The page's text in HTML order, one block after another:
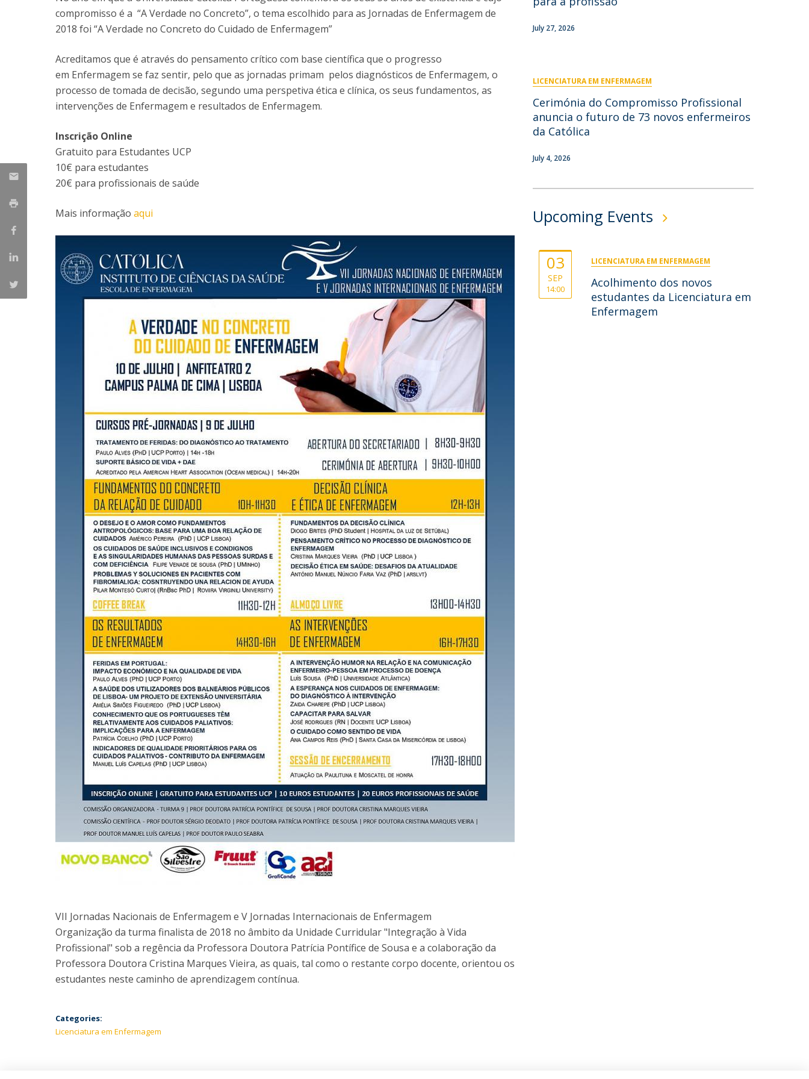
Projetos desenvolvidos
compromisso é a “A Verdade no Concreto”, o tema escolhido para as Jornadas de Enfermagem de
2018 foi “A Verdade no Concreto do Cuidado de Enfermagem”
Acreditamos que é através do pensamento crítico com base científica que o progresso
em Enfermagem se faz sentir, pelo que as jornadas primam pelos diagnósticos de Enfermagem, o
processo de tomada de decisão, segundo uma perspetiva ética e clínica, os seus fundamentos, as
intervenções de Enfermagem e resultados de Enfermagem.
​Inscrição Online
Gratuito para Estudantes UCP
10€ para estudantes
20€ para profissionais de saúde
Mais informação aqui
VII Jornadas Nacionais de Enfermagem e V Jornadas Internacionais de Enfermagem
Organização da turma finalista de 2018 no âmbito da Unidade Curridular "Integração à Vida
Profissional" sob a regência da Professora Doutora Patrícia Pontífice de Sousa e a colaboração da
Professora Doutora Cristina Marques Vieira, as quais, tal como o restante corpo docente, orientou os
estudantes neste caminho de aprendizagem contínua.
Categories:
Licenciatura em Enfermagem
July 27, 2026
LICENCIATURA EM ENFERMAGEM
Cerimónia do Compromisso Profissional
anuncia o futuro de 73 novos enfermeiros
da Católica
July 4, 2026
Upcoming Events
03
SEP
14:00
LICENCIATURA EM ENFERMAGEM
Acolhimento dos novos
estudantes da Licenciatura em
Enfermagem